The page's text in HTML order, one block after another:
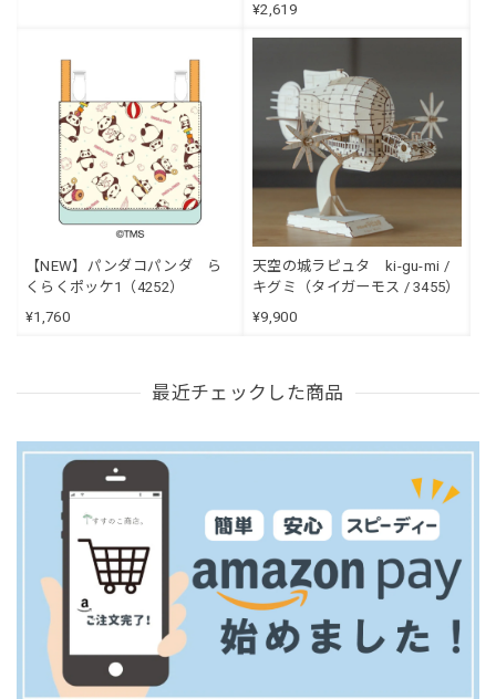
¥2,619
【NEW】パンダコパンダ ら
くらくポッケ1（4252）
¥1,760
天空の城ラピュタ ki-gu-mi /
キグミ（タイガーモス / 3455）
¥9,900
最近チェックした商品